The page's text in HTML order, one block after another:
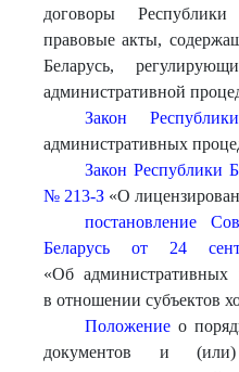
договоры
правовые акты,
Беларусь,
административной
Закон
административных
Закон Республики
№ 213-З «О
постановление
Беларусь от 24
«Об административных
в отношении субъектов
Положениео
документов и (или)